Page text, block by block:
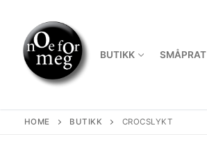
content
BUTIKK SMÅPRAT
HOME BUTIKK CROCSLYKT